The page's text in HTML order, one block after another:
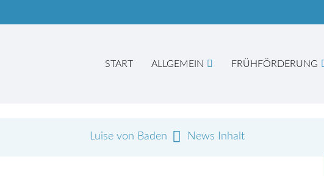
START ALLGEMEIN FRÜHFÖRDERUNG
Luise von Baden News Inhalt